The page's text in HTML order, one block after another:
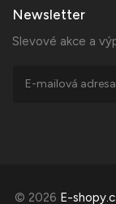
Newsletter
Slevové akce a
© 2026 E-